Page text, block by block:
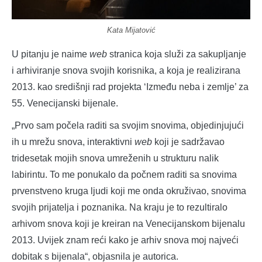
Kata Mijatović
U pitanju je naime web stranica koja služi za sakupljanje
i arhiviranje snova svojih korisnika, a koja je realizirana
2013. kao središnji rad projekta ‘Između neba i zemlje’ za
55. Venecijanski bijenale.
„Prvo sam počela raditi sa svojim snovima, objedinjujući
ih u mrežu snova, interaktivni web koji je sadržavao
tridesetak mojih snova umreženih u strukturu nalik
labirintu. To me ponukalo da počnem raditi sa snovima
prvenstveno kruga ljudi koji me onda okruživao, snovima
svojih prijatelja i poznanika. Na kraju je to rezultiralo
arhivom snova koji je kreiran na Venecijanskom bijenalu
2013. Uvijek znam reći kako je arhiv snova moj najveći
dobitak s bijenala“, objasnila je autorica.